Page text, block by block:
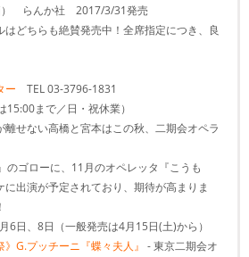
） らんか社 2017/3/31発売
どちらも絶賛発売中！全席指定につき、良
ー TEL 03-3796-1831
15:00まで／日・祝休業）
せない高橋と宮本はこの秋、二期会オペラ
のゴローに、11月のオペレッタ『こうも
に出演が予定されており、期待が高まりま
6日、8日（一般発売は4月15日(土)から）
》G.プッチーニ『蝶々夫人』 - 東京二期会オ